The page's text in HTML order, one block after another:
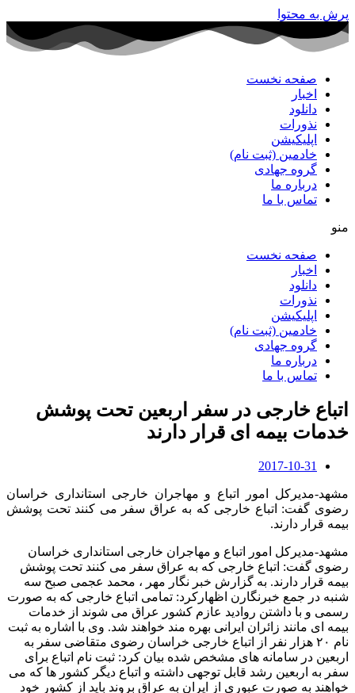
پرش به محتوا
صفحه نخست
اخبار
دانلود
نذورات
اپلیکیشن
خادمین (ثبت نام)
گروه جهادی
درباره ما
تماس با ما
منو
صفحه نخست
اخبار
دانلود
نذورات
اپلیکیشن
خادمین (ثبت نام)
گروه جهادی
درباره ما
تماس با ما
اتباع خارجی در سفر اربعین تحت پوشش
خدمات بیمه ای قرار دارند
2017-10-31
مشهد-مدیرکل امور اتباع و مهاجران خارجی استانداری خراسان
رضوی گفت: اتباع خارجی که به عراق سفر می کنند تحت پوشش
بیمه قرار دارند.
مشهد-مدیرکل امور اتباع و مهاجران خارجی استانداری خراسان
رضوی گفت: اتباع خارجی که به عراق سفر می کنند تحت پوشش
بیمه قرار دارند. به گزارش خبر نگار مهر ، محمد عجمی صبح سه
شنبه در جمع خبرنگارن اظهارکرد: تمامی اتباع خارجی که به صورت
رسمی و با داشتن روادید عازم کشور عراق می شوند از خدمات
بیمه ای مانند زائران ایرانی بهره مند خواهند شد. وی با اشاره به ثبت
نام ۲۰ هزار نفر از اتباع خارجی خراسان رضوی متقاضی سفر به
اربعین در سامانه های مشخص شده بیان کرد: ثبت نام اتباع برای
سفر به اربعین رشد قابل توجهی داشته و اتباع دیگر کشور ها که می
خواهند به صورت عبوری از ایران به عراق بروند باید از کشور خود